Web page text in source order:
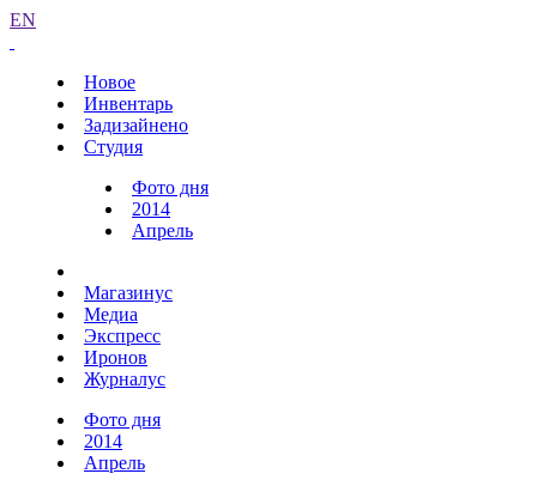
EN
Новое
Инвентарь
Задизайнено
Студия
Фото дня
2014
Апрель
Магазинус
Медиа
Экспресс
Иронов
Журналус
Фото дня
2014
Апрель